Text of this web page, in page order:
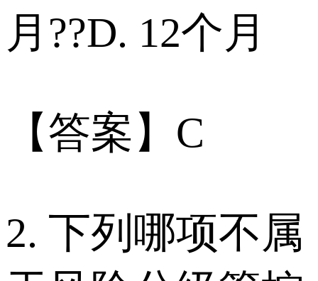
月??D. 12个月
【答案】C
2. 下列哪项不属